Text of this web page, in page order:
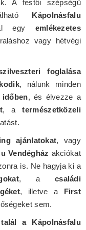
A festői szépségű
Kápolnásfalu
egy emlékezetes
vagy hétvégi
foglalása
, nálunk minden
időben, és élvezze a
, atermészetközeli
ajánlatokat, vagy
Vendégház akciókat
is. Ne hagyja ki a
, a családi
, illetve a First
sem.
a Kápolnásfalu